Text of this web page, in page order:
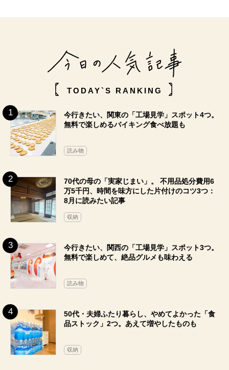
TODAY`S RANKING
今行きたい、関東の「工場見学」スポット4つ。
無料で楽しめるバイキング食べ放題も
読み物
70代の母の「実家じまい」。 不用品処分費用6
万5千円、時間を味方にした片付けのコツ3つ：
8月に読みたい記事
収納
今行きたい、関西の「工場見学」スポット3つ。
無料で楽しめて、絶品グルメも味わえる
読み物
50代・夫婦ふたり暮らし、やめてよかった「食
品ストック」2つ。あえて増やしたものも
収納